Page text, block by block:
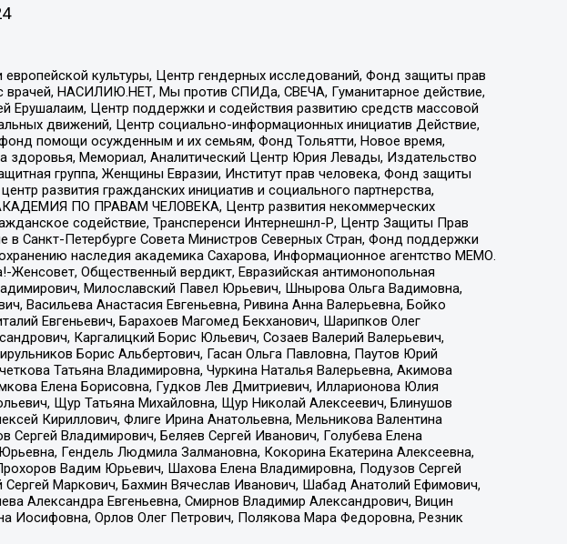
культуры, Центр гендерных исследований, Фонд защиты прав
врачей, НАСИЛИЮ.НЕТ, Мы против СПИДа, СВЕЧА, Гуманитарное действие,
Ерушалаим, Центр поддержки и содействия развитию средств массовой
движений, Центр социально-информационных инициатив Действие,
помощи осужденным и их семьям, Фонд Тольятти, Новое время,
здоровья, Мемориал, Аналитический Центр Юрия Левады, Издательство
группа, Женщины Евразии, Институт прав человека, Фонд защиты
развития гражданских инициатив и социального партнерства,
ПО ПРАВАМ ЧЕЛОВЕКА, Центр развития некоммерческих
содействие, Трансперенси Интернешнл-Р, Центр Защиты Прав
Санкт-Петербурге Совета Министров Северных Стран, Фонд поддержки
наследия академика Сахарова, Информационное агентство МЕМО.
Общественный вердикт, Евразийская антимонопольная
Милославский Павел Юрьевич, Шнырова Ольга Вадимовна,
Васильева Анастасия Евгеньевна, Ривина Анна Валерьевна, Бойко
Евгеньевич, Барахоев Магомед Бекханович, Шарипков Олег
Каргалицкий Борис Юльевич, Созаев Валерий Валерьевич,
Борис Альбертович, Гасан Ольга Павловна, Паутов Юрий
Татьяна Владимировна, Чуркина Наталья Валерьевна, Акимова
Елена Борисовна, Гудков Лев Дмитриевич, Илларионова Юлия
Щур Татьяна Михайловна, Щур Николай Алексеевич, Блинушов
Кириллович, Флиге Ирина Анатольевна, Мельникова Валентина
Владимирович, Беляев Сергей Иванович, Голубева Елена
Гендель Людмила Залмановна, Кокорина Екатерина Алексеевна,
Вадим Юрьевич, Шахова Елена Владимировна, Подузов Сергей
Маркович, Бахмин Вячеслав Иванович, Шабад Анатолий Ефимович,
Александра Евгеньевна, Смирнов Владимир Александрович, Вицин
Иосифовна, Орлов Олег Петрович, Полякова Мара Федоровна, Резник